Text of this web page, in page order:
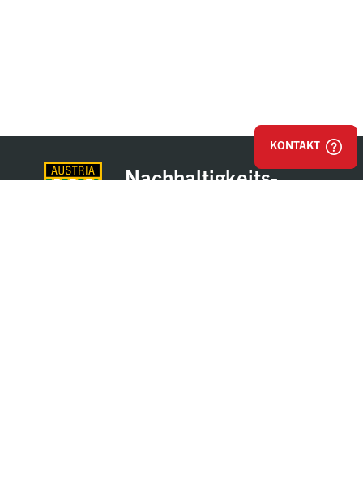
Nachhaltigkeits-
KONTAKT